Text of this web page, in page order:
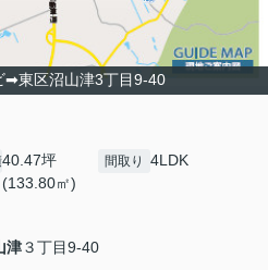
➡東区沼山津3丁目9-40
40.47坪
(133.80㎡)
間取り 4LDK
津３丁目9-40